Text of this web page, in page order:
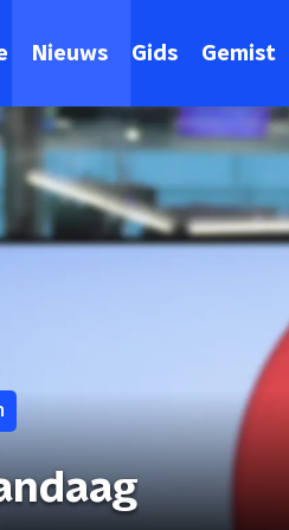
Nieuws Gids Gemist